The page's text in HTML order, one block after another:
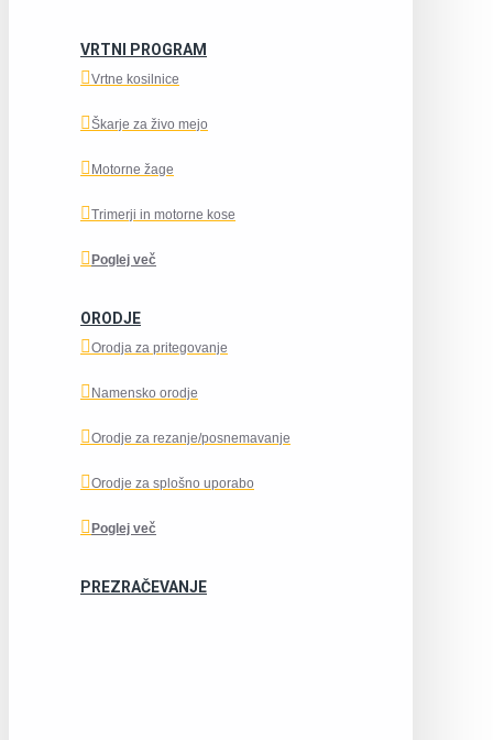
VRTNI PROGRAM
Vrtne kosilnice
Škarje za živo mejo
Motorne žage
Trimerji in motorne kose
Poglej več
ORODJE
Orodja za pritegovanje
Namensko orodje
Orodje za rezanje/posnemavanje
Orodje za splošno uporabo
Poglej več
PREZRAČEVANJE